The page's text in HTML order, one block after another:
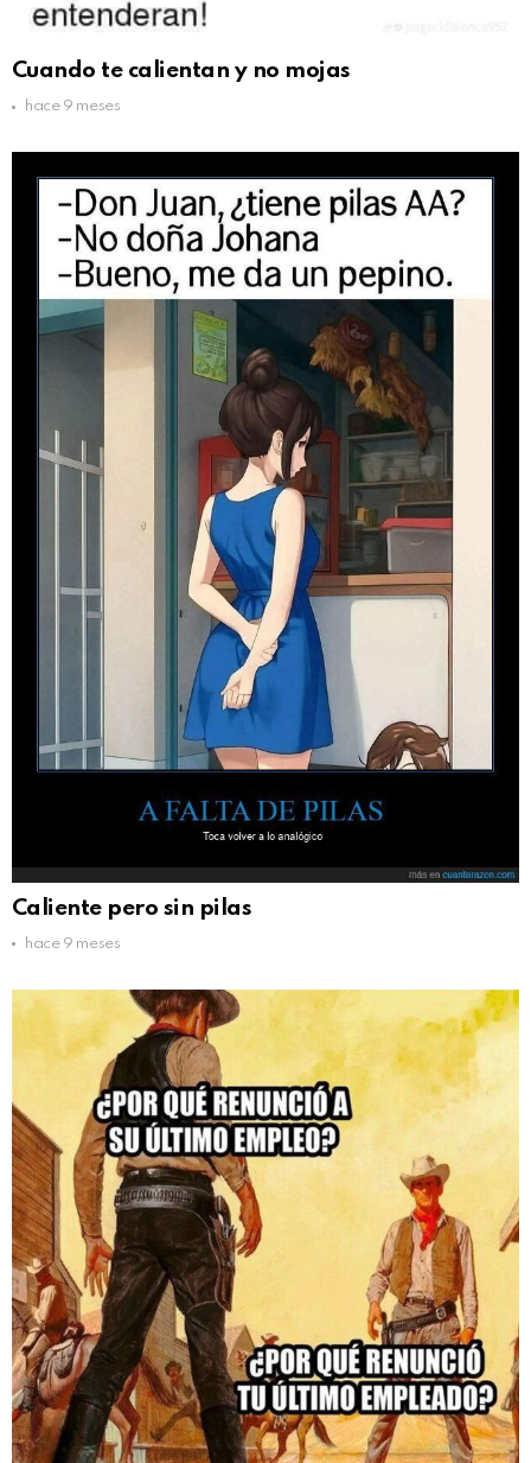
Cuando te calientan y no mojas
hace 9 meses
Caliente pero sin pilas
hace 9 meses